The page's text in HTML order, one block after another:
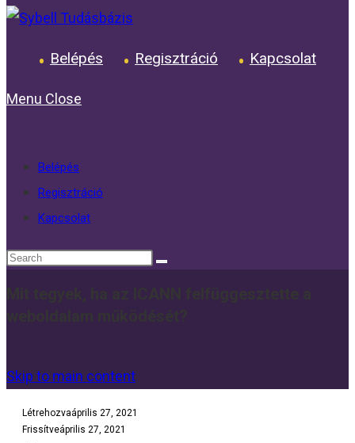
Belépés Regisztráció Kapcsolat
Menu Close
Belépés
Regisztráció
Kapcsolat
Skip to main content
Létrehozvaáprilis 27, 2021
Frissítveáprilis 27, 2021